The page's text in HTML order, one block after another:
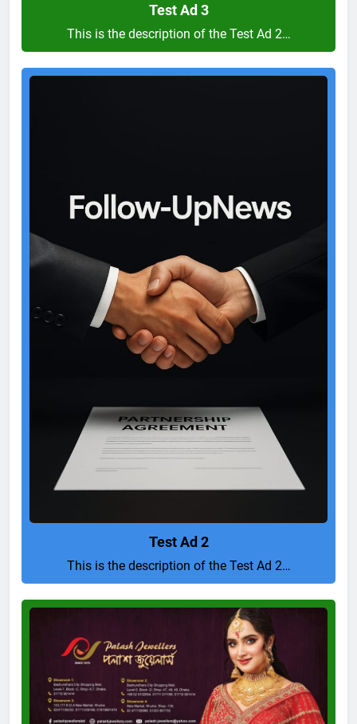
Test Ad 3
This is the description of the Test Ad 2…
Test Ad 2
This is the description of the Test Ad 2…